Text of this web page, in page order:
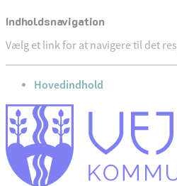
Indholdsnavigation
Vælg et link for at navigere til det
gå til
Hovedindhold